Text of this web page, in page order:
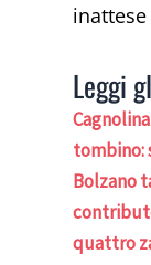
Leggi
tombino:
Bolzano
quattro